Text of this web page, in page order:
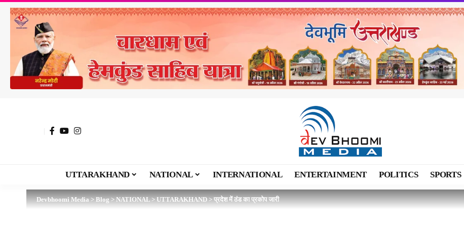
UTTARAKHAND NATIONAL INTERNATIONAL ENTERTAINMENT POLITICS SPORTS
Devbhoomi Media>Blog>NATIONAL>UTTARAKHAND>प्रदेश में ठंड का प्रकोप जारी